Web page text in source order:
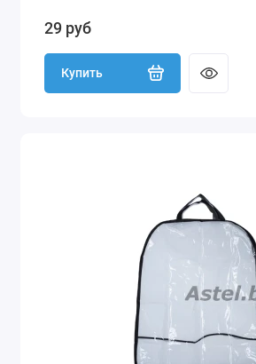
29 руб
Купить